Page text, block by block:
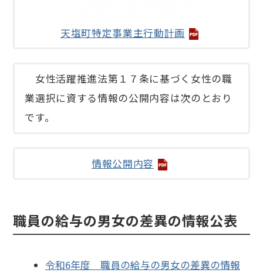
天塩町特定事業主行動計画
女性活躍推進法第１７条に基づく女性の職
業選択に資する情報の公開内容は次のとおり
です。
情報公開内容
職員の給与の男女の差異の情報公表
令和6年度 職員の給与の男女の差異の情報